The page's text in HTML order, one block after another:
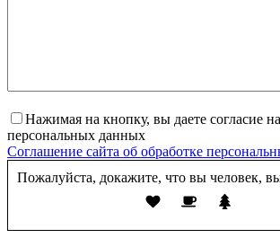
Нажимая на кнопку, вы даете согласие
персональных данных
Соглашение сайта об обработке
Пожалуйста, докажите, что вы человек,